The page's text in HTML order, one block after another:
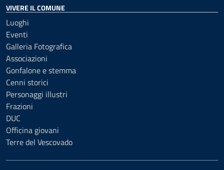
VIVERE IL COMUNE
Luoghi
Eventi
Galleria Fotografica
Associazioni
Gonfalone e stemma
Cenni storici
Personaggi illustri
Frazioni
DUC
Officina giovani
Terre del Vescovado